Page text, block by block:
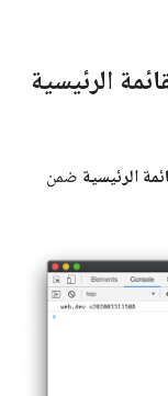
الرئيسية
الرئيسية ضمن